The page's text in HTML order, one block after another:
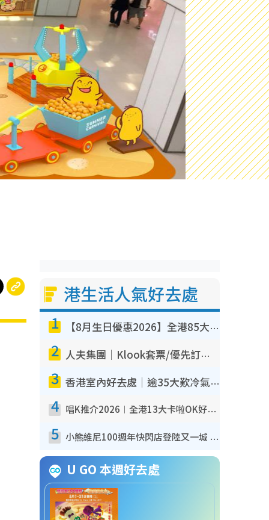
港生活人氣好去處
1 【8月生日優惠2026】全港85大食買玩著數攻略 自助餐/火鍋放題同行免費＋誠品/DONKI送現金券
2 人夫集團｜Klook套票/優先訂票/公開發售搶飛攻略！附票價.購票連結.場地座位表
3 香港室內好去處｜逾35大歎冷氣室內好去處推介 室內活動免費避雨無懼落雨
4 唱K推介2026︱全港13大卡啦OK好去處！最平$36起 日文K都有！(附地址+收費詳情)
5 小熊維尼100週年快閃店登陸又一城 重現百畝森林經典場景／獨家限定盲盒登場／專屬DIY香水
U GO 本週好去處